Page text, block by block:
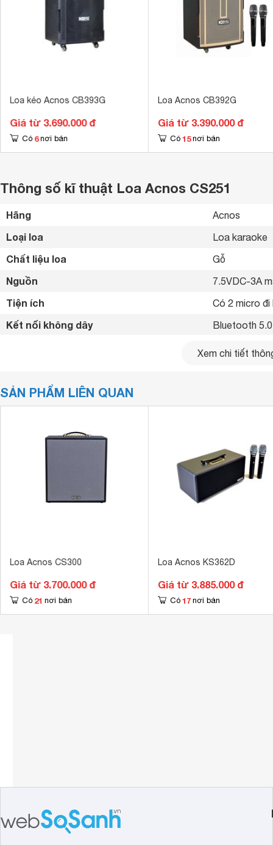
Loa kéo Acnos CB393G
Giá từ 3.690.000 đ
Có 6 nơi bán
Loa Acnos CB392G
Giá từ 3.390.000 đ
Có 15 nơi bán
Thông số kĩ thuật Loa Acnos CS251
Hãng Acnos
Loại loa Loa karaoke
Chất liệu loa Gỗ
Nguồn 7.5VDC-3A
Tiện ích Có 2 micro
Kết nối không dây Bluetooth
USB MP3,
Xem chi tiết
SẢN PHẨM LIÊN QUAN
Loa Acnos CS300
Giá từ 3.700.000 đ
Có 21 nơi bán
Loa Acnos KS362D
Giá từ 3.885.000 đ
Có 17 nơi bán